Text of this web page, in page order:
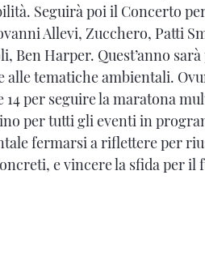
Seguirà poi il Concerto
Allevi, Zucchero, Patti
Ben Harper. Quest’anno
alle tematiche ambientali.
per seguire la maratona
per tutti gli eventi in
fermarsi a riflettere per
e vincere la sfida per il